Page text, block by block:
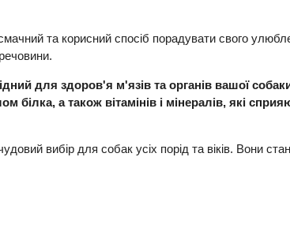
та корисний спосіб порадувати свого
для здоров'я м'язів та органів вашої
білка, а також вітамінів і мінералів, які
вибір для собак усіх порід та віків. Вони